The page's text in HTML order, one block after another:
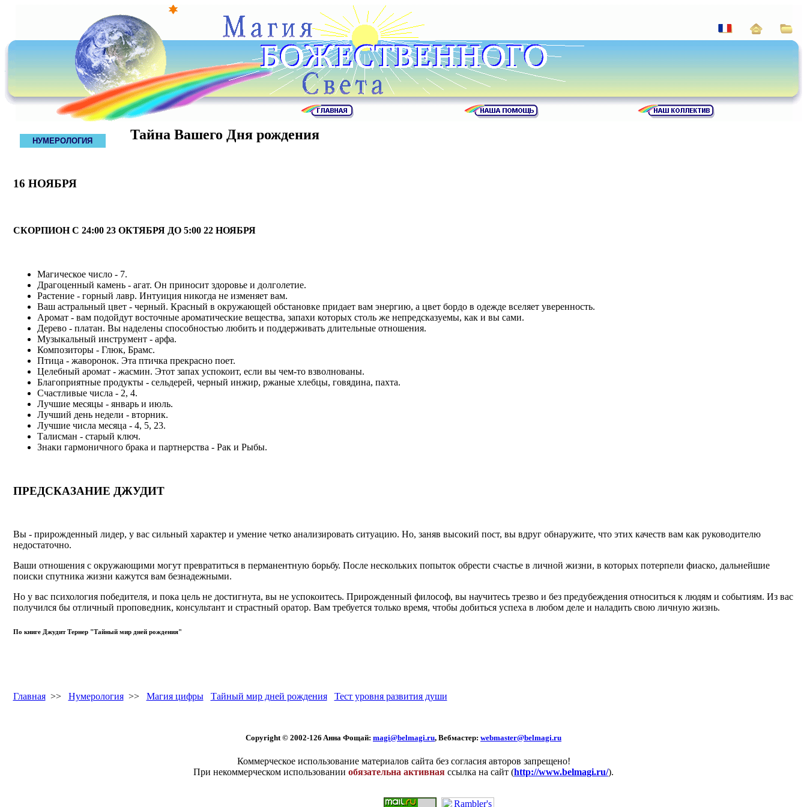
НУМЕРОЛОГИЯ Тайна Вашего Дня рождения
16 НОЯБРЯ
СКОРПИОН С 24:00 23 ОКТЯБРЯ ДО 5:00 22 НОЯБРЯ
Магическое число - 7.
Драгоценный камень - агат. Он приносит здоровье и долголетие.
Растение - горный лавр. Интуиция никогда не изменяет вам.
Ваш астральный цвет - черный. Красный в окружающей обстановке придает вам энергию, а цвет бордо в одежде вселяет уверенность.
Аромат - вам подойдут восточные ароматические вещества, запахи которых столь же непредсказуемы, как и вы сами.
Дерево - платан. Вы наделены способностью любить и поддерживать длительные отношения.
Музыкальный инструмент - арфа.
Композиторы - Глюк, Брамс.
Птица - жаворонок. Эта птичка прекрасно поет.
Целебный аромат - жасмин. Этот запах успокоит, если вы чем-то взволнованы.
Благоприятные продукты - сельдерей, черный инжир, ржаные хлебцы, говядина, пахта.
Счастливые числа - 2, 4.
Лучшие месяцы - январь и июль.
Лучший день недели - вторник.
Лучшие числа месяца - 4, 5, 23.
Талисман - старый ключ.
Знаки гармоничного брака и партнерства - Рак и Рыбы.
ПРЕДСКАЗАНИЕ ДЖУДИТ
Вы - прирожденный лидер, у вас сильный характер и умение четко анализировать ситуацию. Но, заняв высокий пост, вы вдруг обнаружите, что этих качеств вам как руководителю
недостаточно.
Ваши отношения с окружающими могут превратиться в перманентную борьбу. После нескольких попыток обрести счастье в личной жизни, в которых потерпели фиаско, дальнейшие
поиски спутника жизни кажутся вам безнадежными.
Но у вас психология победителя, и пока цель не достигнута, вы не успокоитесь. Прирожденный философ, вы научитесь трезво и без предубеждения относиться к людям и событиям. Из вас
получился бы отличный проповедник, консультант и страстный оратор. Вам требуется только время, чтобы добиться успеха в любом деле и наладить свою личную жизнь.
По книге Джудит Тернер "Тайный мир дней рождения"
Главная>> Нумерология>> Магия цифры Тайный мир дней рождения Тест уровня развития души
Copyright © 2002-126 Aннa Фoщaй: magi@belmagi.ru, Вебмастер: webmaster@belmagi.ru
Коммерческое использование материалов сайта без согласия авторов запрещено!
При некоммерческом использовании обязательна активная ссылка на сайт (http://www.belmagi.ru/).